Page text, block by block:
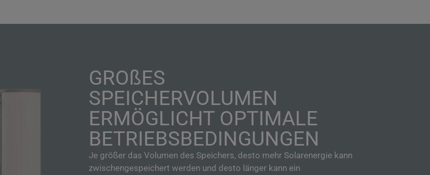
GROßES
SPEICHERVOLUMEN
ERMÖGLICHT OPTIMALE
BETRIEBSBEDINGUNGEN
Je größer das Volumen des Speichers, desto mehr Solarenergie kann
zwischengespeichert werden und desto länger kann ein